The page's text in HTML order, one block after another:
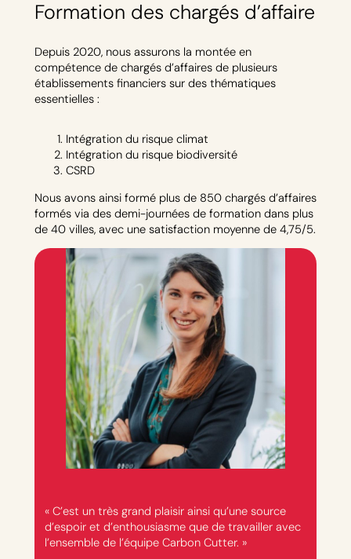
« C’est un très grand plaisir ainsi qu’une source
d’espoir et d’enthousiasme que de travailler avec
l’ensemble de l’équipe Carbon Cutter. »
Formation des chargés d’affaire
Depuis 2020, nous assurons la montée en
compétence de chargés d’affaires de plusieurs
établissements financiers sur des thématiques
essentielles :
Intégration du risque climat
Intégration du risque biodiversité
CSRD
Nous avons ainsi formé plus de 850 chargés d’affaires
formés via des demi-journées de formation dans plus
de 40 villes, avec une satisfaction moyenne de 4,75/5.